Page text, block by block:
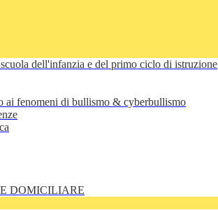
dell'infanzia e del primo ciclo di istruzione
ai fenomeni di bullismo & cyberbullismo
DOMICILIARE